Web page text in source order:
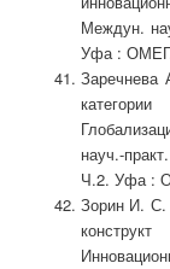
Междун.
Уфа :
Заречнева
науч.-
Ч.2. Уфа :
Зорин И. С.